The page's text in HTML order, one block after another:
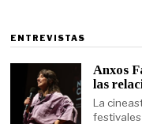
ENTREVISTAS
Anxos
las
La